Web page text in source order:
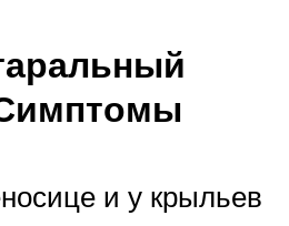
и у крыльев